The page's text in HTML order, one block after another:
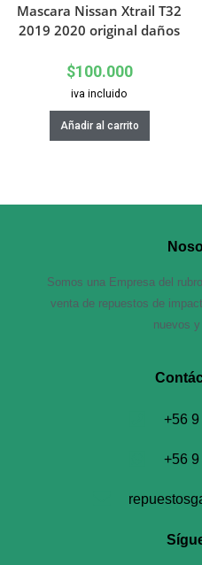
Mascara Nissan Xtrail T32
2019 2020 original daños
$100.000
iva incluido
Añadir al carrito
Somos una Empresa del
venta de repuestos de
nuevos y
+56
+56